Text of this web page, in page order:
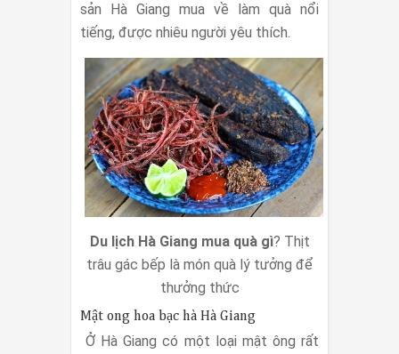
sản Hà Giang mua về làm quà nổi
tiếng, được nhiêu người yêu thích.
Du lịch Hà Giang mua quà gì? Thịt
trâu gác bếp là món quà lý tưởng để
thưởng thức
Mật ong hoa bạc hà Hà Giang
Ở Hà Giang có một loại mật ông rất